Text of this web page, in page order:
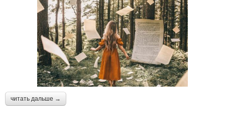
читать дальше →